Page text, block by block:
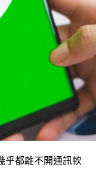
乎都離不開通訊軟